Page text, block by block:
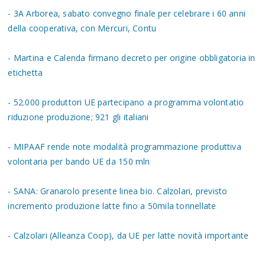
- 3A Arborea, sabato convegno finale per celebrare i 60 anni
della cooperativa, con Mercuri, Contu
- Martina e Calenda firmano decreto per origine obbligatoria in
etichetta
- 52.000 produttori UE partecipano a programma volontatio
riduzione produzione; 921 gli italiani
- MIPAAF rende note modalità programmazione produttiva
volontaria per bando UE da 150 mln
- SANA: Granarolo presente linea bio. Calzolari, previsto
incremento produzione latte fino a 50mila tonnellate
- Calzolari (Alleanza Coop), da UE per latte novità importante